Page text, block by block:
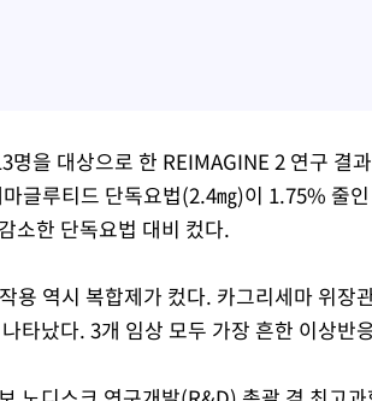
명을 대상으로 한 REIMAGINE 2 연구 결
글루티드 단독요법(2.4㎎)이 1.75% 줄
소한 단독요법 대비 컸다.
용 역시 복합제가 컸다. 카그리세마 위장
타났다. 3개 임상 모두 가장 흔한 이상반